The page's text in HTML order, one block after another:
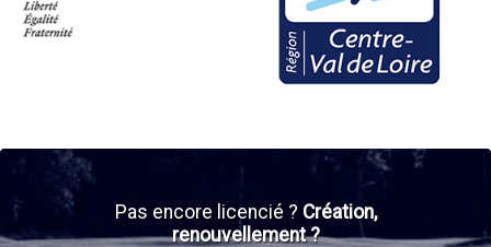
Pas encore licencié ? Création,
renouvellement ?